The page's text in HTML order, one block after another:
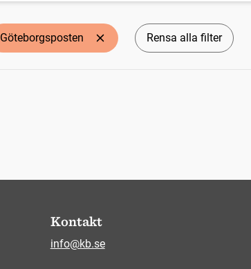
Göteborgsposten Rensa alla filter
Kontakt
info@kb.se